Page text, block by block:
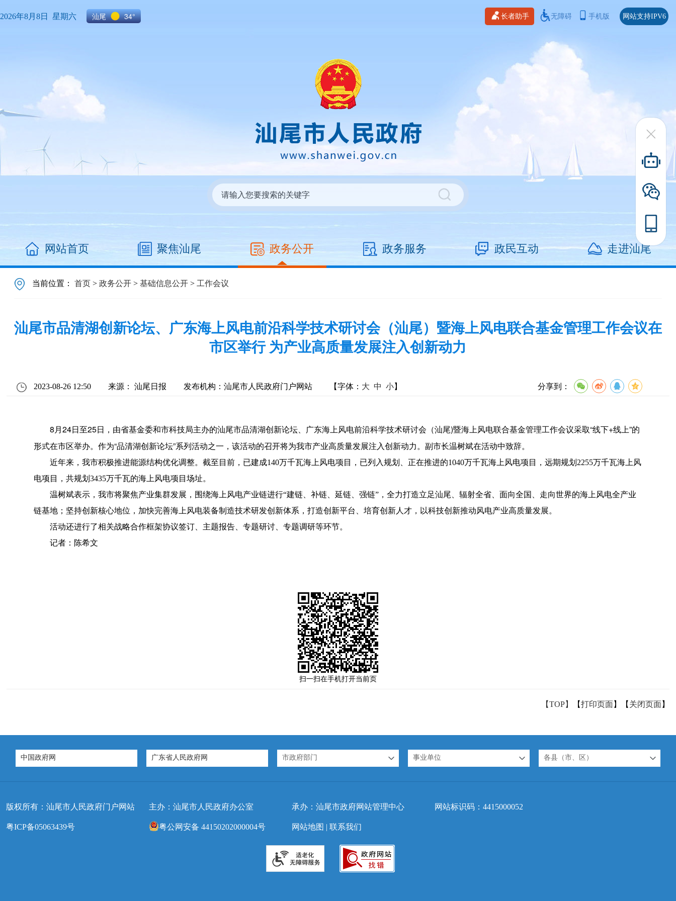
2026年8月8日 星期六 汕尾 34° 长者助手 无障碍 手机版 网站支持IPV6
网站首页 聚焦汕尾 政务公开 政务服务 政民互动 走进汕尾
当前位置：首页 >政务公开 >基础信息公开 > 工作会议
汕尾市品清湖创新论坛、广东海上风电前沿科学技术研讨会（汕尾）暨海上风电联合基金管理工作会议在
市区举行 为产业高质量发展注入创新动力
2023-08-26 12:50 来源： 汕尾日报 发布机构：汕尾市人民政府门户网站 【字体： 大 中 小】 分享到：
8月24日至25日，由省基金委和市科技局主办的汕尾市品清湖创新论坛、广东海上风电前沿科学技术研讨会（汕尾)暨海上风电联合基金管理工作会议采取“线下+线上”的
形式在市区举办。作为“品清湖创新论坛”系列活动之一，该活动的召开将为我市产业高质量发展注入创新动力。副市长温树斌在活动中致辞。
近年来，我市积极推进能源结构优化调整。截至目前，已建成140万千瓦海上风电项目，已列入规划、正在推进的1040万千瓦海上风电项目，远期规划2255万千瓦海上风
电项目，共规划3435万千瓦的海上风电项目场址。
温树斌表示，我市将聚焦产业集群发展，围绕海上风电产业链进行“建链、补链、延链、强链”，全力打造立足汕尾、辐射全省、面向全国、走向世界的海上风电全产业
链基地；坚持创新核心地位，加快完善海上风电装备制造技术研发创新体系，打造创新平台、培育创新人才，以科技创新推动风电产业高质量发展。
活动还进行了相关战略合作框架协议签订、主题报告、专题研讨、专题调研等环节。
记者：陈希文
扫一扫在手机打开当前页
【TOP】 【打印页面】【 关闭页面】
中国政府网 广东省人民政府网 市政府部门 事业单位 各县（市、区）
版权所有：汕尾市人民政府门户网站 主办：汕尾市人民政府办公室 承办：汕尾市政府网站管理中心 网站标识码：4415000052
粤ICP备05063439号 粤公网安备 44150202000004号 网站地图 | 联系我们